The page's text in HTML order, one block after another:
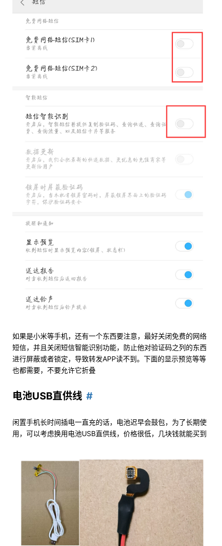
如果是小米等手机，还有一个东西要注意，最好关闭免费的网络
短信，并且关闭短信智能识别功能，防止他对验证码之列的东西
进行屏蔽或者锁定，导致转发APP读不到。下面的显示预览等等
也都需要，不要允许它折叠
电池USB直供线
闲置手机长时间插电一直充的话，电池迟早会鼓包，为了长期使
用，可以考虑换用电池USB直供线，价格很低，几块钱就能买到